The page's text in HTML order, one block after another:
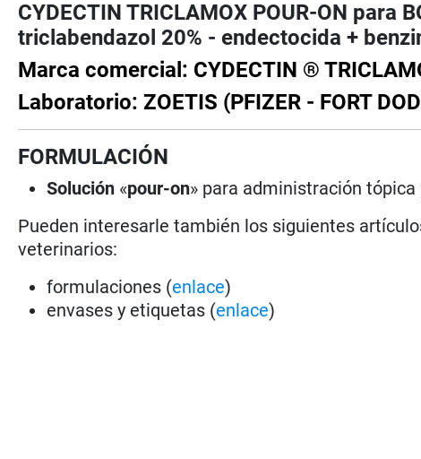
CYDECTIN TRICLAMOX POUR-ON para
triclabendazol 20% - endectocida +
Marca comercial: CYDECTIN ®
Laboratorio: ZOETIS (PFIZER - FORT
FORMULACIÓN
Solución «pour-on» para administración
Pueden interesarle también los siguientes
veterinarios:
formulaciones (enlace)
envases y etiquetas (enlace)